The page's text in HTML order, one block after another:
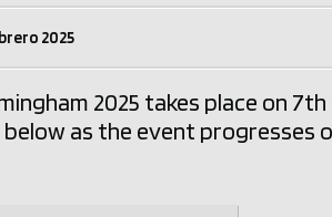
2025
2025 takes place on
as the event progresses